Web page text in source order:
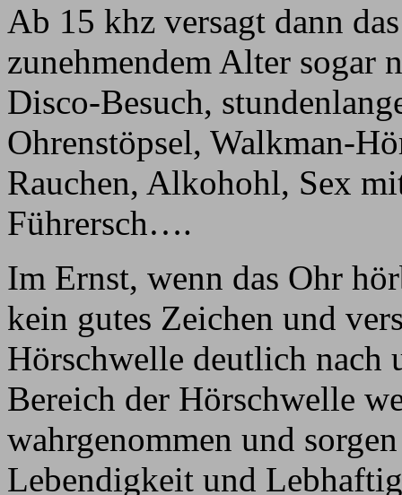
Ab 15 khz versagt dann
zunehmendem Alter sogar
Disco-Besuch,
Ohrenstöpsel, Walkman-
Rauchen, Alkohohl, Sex
Führersch….
Im Ernst, wenn das Ohr
kein gutes Zeichen und
Hörschwelle deutlich nach
Bereich der Hörschwelle
wahrgenommen und
Lebendigkeit und